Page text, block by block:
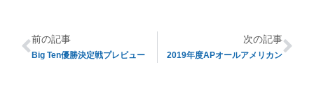
前の記事
Big Ten優勝決定戦プレビュー
次の記事
2019年度APオールアメリカン